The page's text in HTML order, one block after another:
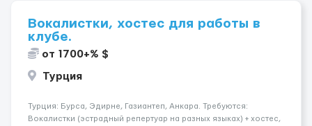
Вокалистки, хостес для работы в
клубе.
от 1700+% $
Турция
Турция: Бурса, Эдирне, Газиантеп, Анкара. Требуются:
Вокалистки (эстрадный репертуар на разных языках) + хостеc,